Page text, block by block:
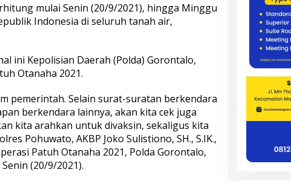
mulai Senin (20/9/2021), hingga Minggu
Indonesia di seluruh tanah air,
ini Kepolisian Daerah (Polda) Gorontalo,
Otanaha 2021.
pemerintah. Selain surat-suratan berkendara
berkendara lainnya, akan kita cek juga
kita arahkan untuk divaksin, sekaligus kita
Pohuwato, AKBP Joko Sulistiono, SH., S.IK.,
Patuh Otanaha 2021, Polda Gorontalo,
(20/9/2021).